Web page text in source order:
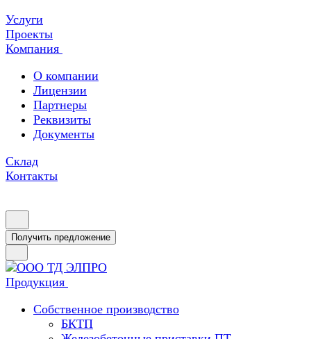
Услуги
Проекты
Компания
О компании
Лицензии
Партнеры
Реквизиты
Документы
Склад
Контакты
Получить предложение
Продукция
Собственное производство
БКТП